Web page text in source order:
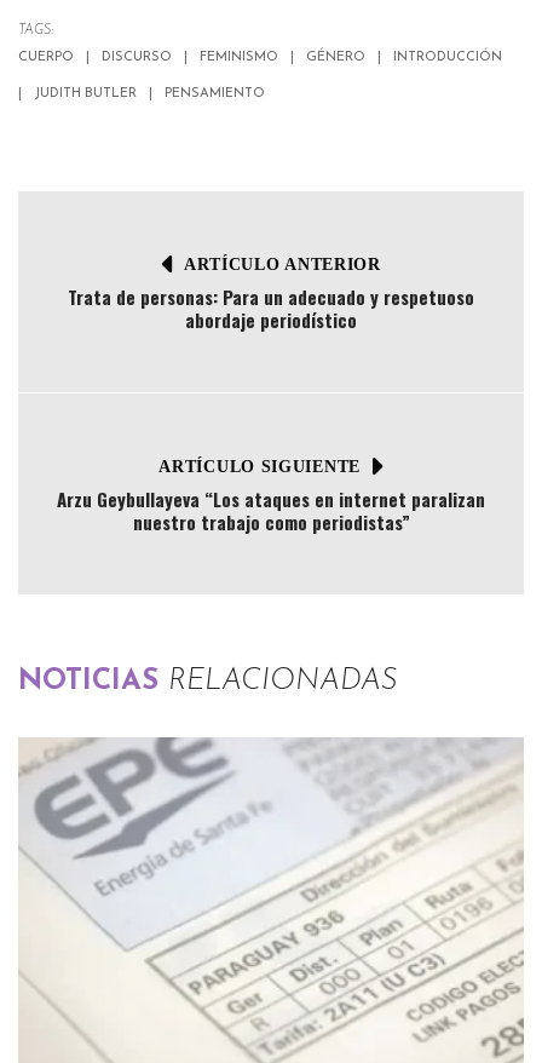
TAGS:
CUERPO
DISCURSO FEMINISMO GÉNERO INTRODUCCIÓN
JUDITH BUTLER PENSAMIENTO
ARTÍCULO ANTERIOR
Trata de personas: Para un adecuado y respetuoso
abordaje periodístico
ARTÍCULO SIGUIENTE
Arzu Geybullayeva “Los ataques en internet paralizan
nuestro trabajo como periodistas”
NOTICIAS RELACIONADAS